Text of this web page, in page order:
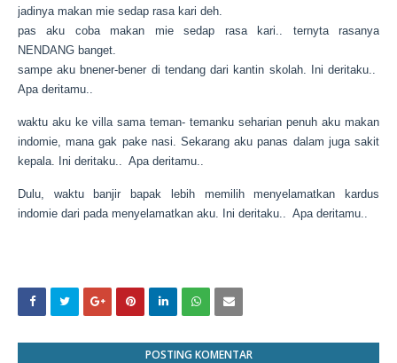
jadinya makan mie sedap rasa kari deh.
pas aku coba makan mie sedap rasa kari.. ternyta rasanya
NENDANG banget.
sampe aku bnener-bener di tendang dari kantin skolah.
Ini deritaku..
Apa deritamu..
waktu aku ke villa sama teman- temanku seharian penuh aku makan
indomie, mana gak pake nasi. Sekarang aku panas dalam juga sakit
kepala. Ini deritaku.. Apa deritamu..
Dulu, waktu banjir bapak lebih memilih menyelamatkan kardus
indomie dari pada menyelamatkan aku. Ini deritaku.. Apa deritamu..
POSTING KOMENTAR